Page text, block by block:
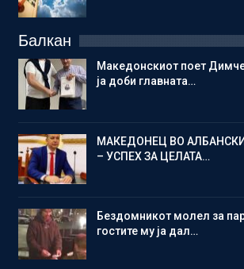
Балкан
Македонскиот поет
ја доби главната…
МАКЕДОНЕЦ ВО
– УСПЕХ ЗА ЦЕЛАТА…
Бездомникот молел за
гостите му ја дал…